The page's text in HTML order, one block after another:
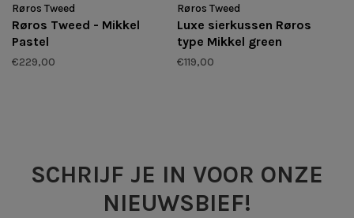
Røros Tweed
Røros Tweed - Mikkel
Pastel
€229,00
Røros Tweed
Luxe sierkussen Røros
type Mikkel green
€119,00
SCHRIJF JE IN VOOR ONZE
NIEUWSBIEF!